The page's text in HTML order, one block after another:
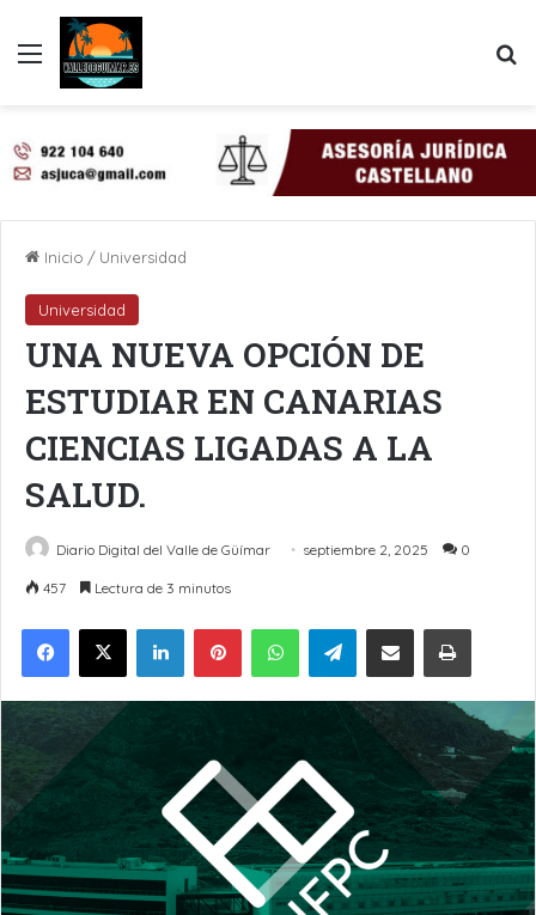
Menú
Inicio / Universidad
Universidad
UNA NUEVA OPCIÓN DE
ESTUDIAR EN CANARIAS
CIENCIAS LIGADAS A LA
SALUD.
Diario Digital del Valle de Güímar septiembre 2, 2025 0
457 Lectura de 3 minutos
LinkedInPinterestWhatsAppTelegramCompartir por Email Imprimir